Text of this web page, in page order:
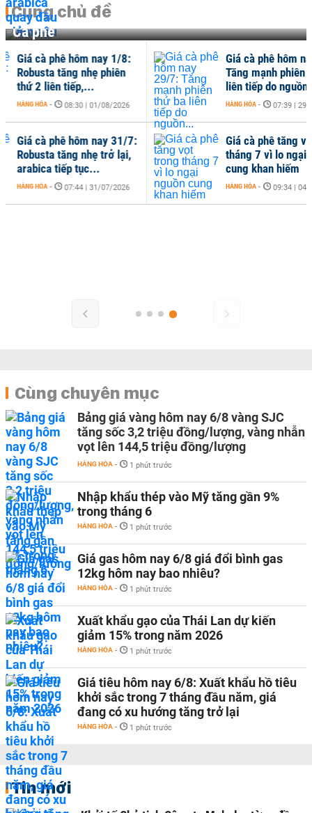
Cùng chủ đề
Cà phê
Giá cà phê tăng vọt trong
tháng 7 vì lo ngại nguồn
cung khan hiếm
HÀNG HÓA - 09:34 | 04/08/2026
hôm nay 1/8:
tăng nhẹ phiên
tiếp,...
08:30 | 01/08/2026
hôm nay 31/7:
tăng nhẹ trở lại,
tiếp tục...
07:44 | 31/07/2026
Giá cà phê hôm nay 29/7:
Tăng mạnh phiên thứ ba
liên tiếp do nguồn...
HÀNG HÓA 07:39 | 29/07/2026
Cùng chuyên mục
Bảng giá vàng hôm nay 6/8 vàng SJC
tăng sốc 3,2 triệu đồng/lượng, vàng nhẫn
vọt lên 144,5 triệu đồng/lượng
HÀNG HÓA - 1 phút trước
Nhập khẩu thép vào Mỹ tăng gần 9%
trong tháng 6
HÀNG HÓA - 1 phút trước
Giá gas hôm nay 6/8 giá đổi bình gas
12kg hôm nay bao nhiêu?
HÀNG HÓA - 1 phút trước
Xuất khẩu gạo của Thái Lan dự kiến
giảm 15% trong năm 2026
HÀNG HÓA - 1 phút trước
Giá tiêu hôm nay 6/8: Xuất khẩu hồ tiêu
khởi sắc trong 7 tháng đầu năm, giá
đang có xu hướng tăng trở lại
HÀNG HÓA - 1 phút trước
Tin mới